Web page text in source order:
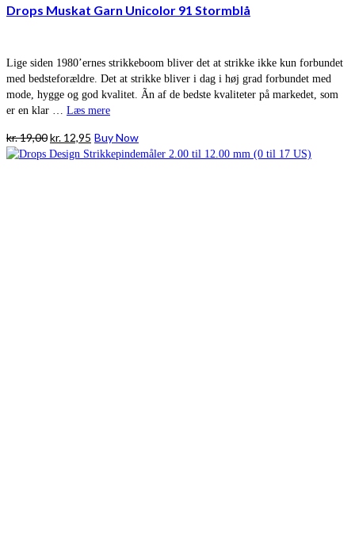
Drops Muskat Garn Unicolor 91 Stormblå
Lige siden 1980’ernes strikkeboom bliver det at strikke ikke kun forbundet
med bedsteforældre. Det at strikke bliver i dag i høj grad forbundet med
mode, hygge og god kvalitet. Ãn af de bedste kvaliteter på markedet, som
er en klar … Læs mere
kr.19,00Den
oprindelige
kr. 12,95 Den
aktuelle
Buy Now